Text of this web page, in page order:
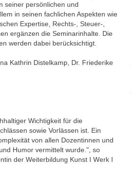
seiner persönlichen und
in seinen fachlichen Aspekten wie
Expertise, Rechts-, Steuer-,
ergänzen die Seminarinhalte. Die
werden dabei berücksichtigt.
Kathrin Distelkamp, Dr. Friederike
Wichtigkeit für die
sowie Vorlässen ist. Ein
von allen Dozentinnen und
Humor vermittelt wurde.", so
der Weiterbildung Kunst I Werk I